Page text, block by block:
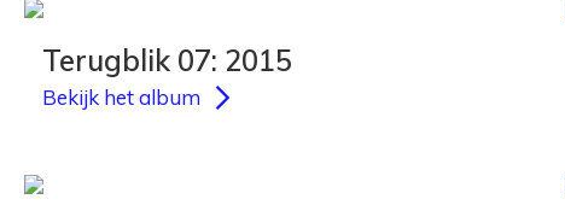
Terugblik 07: 2015
Bekijk het album